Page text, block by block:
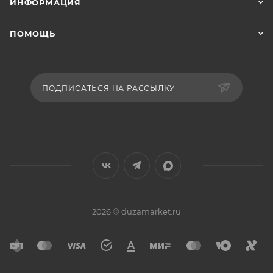
ИНФОРМАЦИЯ
ПОМОЩЬ
ПОДПИСАТЬСЯ НА РАССЫЛКУ
2026 © duzamarket.ru